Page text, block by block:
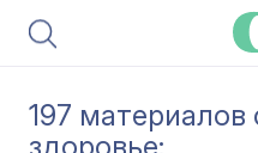
197